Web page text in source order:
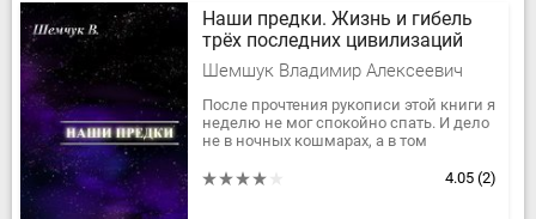
Наши предки. Жизнь и гибель
трёх последних цивилизаций
Шемшук Владимир Алексеевич
После прочтения рукописи этой книги я
неделю не мог спокойно спать. И дело
не в ночных кошмарах, а в том
буквально с первых глав этого...
4.05 (2)